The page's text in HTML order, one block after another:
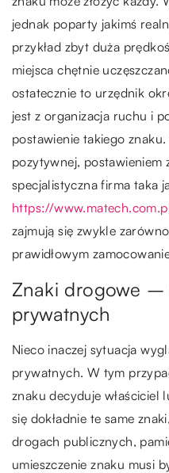
jednak poparty jakimś
przykład zbyt duża
miejsca chętnie
ostatecznie to urzędnik
jest z organizacja ruchu i
postawienie takiego
pozytywnej, postawieniem
specjalistyczna firma taka
https://
zajmują się zwykle
prawidłowym
Znaki drogowe –
prywatnych
Nieco inaczej sytuacja
prywatnych. W tym
znaku decyduje właściciel
się dokładnie te same
drogach publicznych,
umieszczenie znaku musi